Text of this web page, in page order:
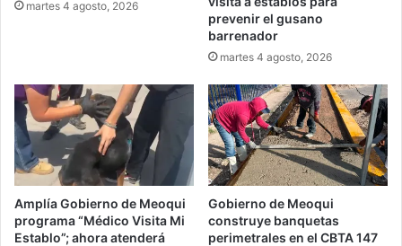
martes 4 agosto, 2026
prevenir el gusano
barrenador
martes 4 agosto, 2026
Amplía Gobierno de Meoqui
programa “Médico Visita Mi
Establo”; ahora atenderá
Gobierno de Meoqui
construye banquetas
perimetrales en el CBTA 147